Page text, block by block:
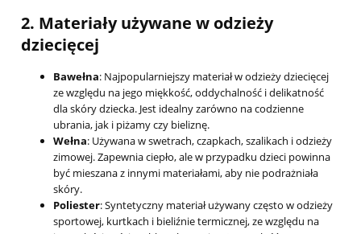
2. Materiały używane w odzieży
dziecięcej
Bawełna: Najpopularniejszy materiał w odzieży dziecięcej
ze względu na jego miękkość, oddychalność i delikatność
dla skóry dziecka. Jest idealny zarówno na codzienne
ubrania, jak i piżamy czy bieliznę.
Wełna: Używana w swetrach, czapkach, szalikach i odzieży
zimowej. Zapewnia ciepło, ale w przypadku dzieci powinna
być mieszana z innymi materiałami, aby nie podrażniała
skóry.
Poliester: Syntetyczny materiał używany często w odzieży
sportowej, kurtkach i bieliźnie termicznej, ze względu na